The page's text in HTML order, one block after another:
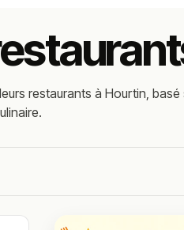
restaurants à Hourtin,